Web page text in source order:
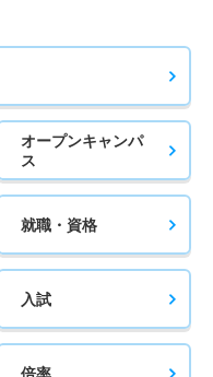
オープンキャンパ
ス
就職・資格
入試
倍率